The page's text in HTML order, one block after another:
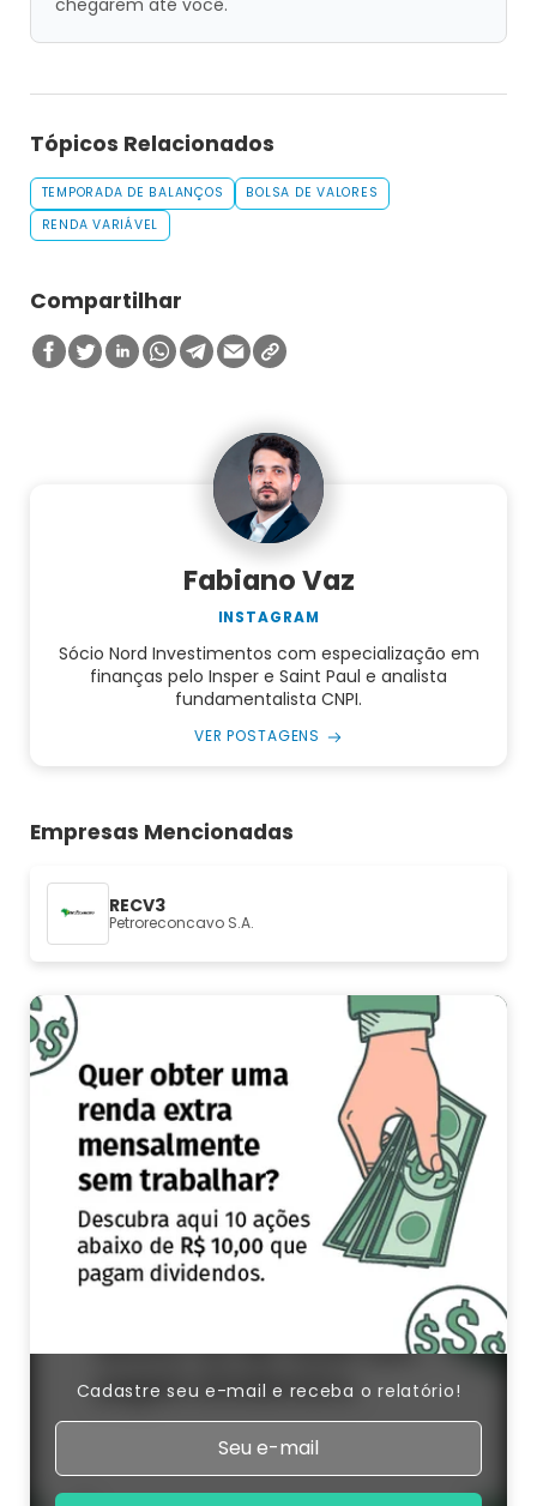
chegarem até você.
Tópicos Relacionados
TEMPORADA DE BALANÇOS
BOLSA DE VALORES
RENDA VARIÁVEL
Compartilhar
Fabiano Vaz
INSTAGRAM
Sócio Nord Investimentos com especialização em
finanças pelo Insper e Saint Paul e analista
fundamentalista CNPI.
VER POSTAGENS
Empresas Mencionadas
RECV3
Petroreconcavo S.A.
Cadastre seu e-mail e receba o relatório!